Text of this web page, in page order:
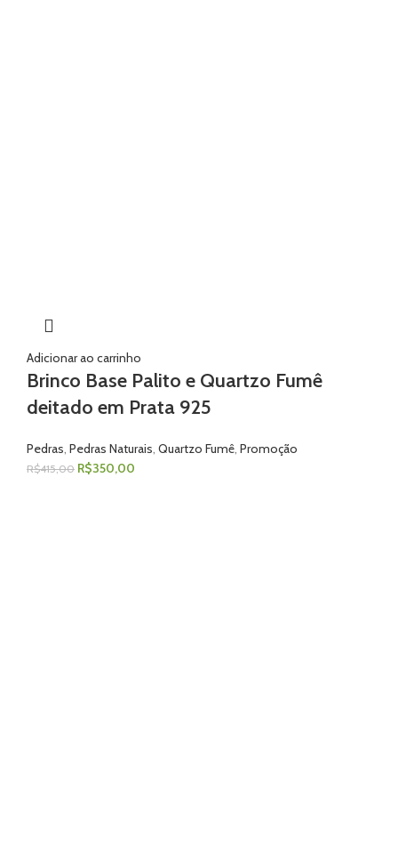
Adicionar ao carrinho
Brinco Base Palito e Quartzo Fumê
deitado em Prata 925
Pedras Pedras Naturais Quartzo Fumê Promoção
R$415,00 R$350,00